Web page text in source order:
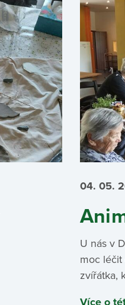
04. 05.
U nás v
moc léčit
zvířátka,
Více o